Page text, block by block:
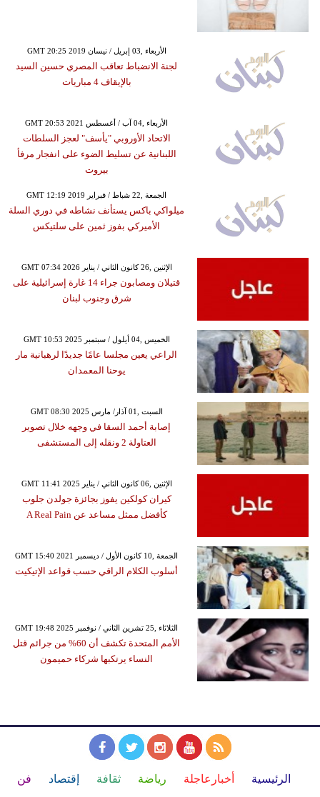
GMT 20:25 2019 الأربعاء ,03 إبريل / نيسان
لجنة الانضباط تعاقب المصري حسين السيد
بالإيقاف 4 مباريات
GMT 20:53 2021 الأربعاء ,04 آب / أغسطس
الاتحاد الأوروبي "يأسف" لعجز السلطات
اللبنانية عن تسليط الضوء على انفجار مرفأ
بيروت
GMT 12:19 2019 الجمعة ,22 شباط / فبراير
ميلواكي باكس يستأنف نشاطه في دوري السلة
الأميركي بفوز ثمين على سلتيكس
GMT 07:34 2026 الإثنين ,26 كانون الثاني / يناير
قتيلان ومصابون جراء 14 غارة إسرائيلية على
شرق وجنوب لبنان
GMT 10:53 2025 الخميس ,04 أيلول / سبتمبر
الراعي يعين مجلسا عامًا جديدًا لرهبانية مار
يوحنا المعمدان
GMT 08:30 2025 السبت ,01 آذار/ مارس
إصابة أحمد السقا في وجهه خلال تصوير
العتاولة 2 ونقله إلى المستشفى
GMT 11:41 2025 الإثنين ,06 كانون الثاني / يناير
كيران كولكين يفوز بجائزة جولدن جلوب
كأفضل ممثل مساعد عن A Real Pain
GMT 15:40 2021 الجمعة ,10 كانون الأول / ديسمبر
أسلوب الكلام الراقي حسب قواعد الإتيكيت
GMT 19:48 2025 الثلاثاء ,25 تشرين الثاني / نوفمبر
الأمم المتحدة تكشف أن 60% من جرائم قتل
النساء يرتكبها شركاء حميمون
الرئيسية أخبارعاجلة رياضة ثقافة إقتصاد فن